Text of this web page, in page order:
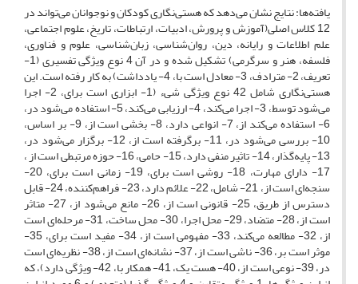
یافته‌ها: نتایج نشان می‌دهد که هستی‌نگاری کودکان و نوجوانان می‌تواند در
12 کلاس اصلی(آموزش و پرورش، ادبیات، ارتباطات، تاریخ، علوم اجتماعی،
علم اطلاعات و رایانه، دین، روان‌شناسی، زبان‌شناسی، علوم و فناوری،
فلسفه، هنر و سرگرمی) تشکیل شده و در آن 4 نوع ویژگی تفسیری (1-
تعریف، 2- مترادف، 3- معادل است با، 4- یادداشت) به کار رفته است. این
هستی‌نگاری شامل 42 نوع ویژگی شیء (1- ابزاری است برای، 2- اجرا
می‌شود توسط، 3- اجرا می‌کند، 4- ارزیابی می‌کند، 5- استفاده می‌شود در،
6- استفاده می‌کند از، 7- انواعی دارد، 8- بخشی است از، 9- بر اساس،
10- بررسی می‌شود در، 11- برگرفته است از، 12- برگزار می‌شود در،
13- پایه‌گذار، 14- تاثیر منفی دارد، 15- حامی، 16- حوزه مرتبطی است از ،
17- دارای مهارت، 18- روشی است برای، 19- زمانی است برای، 20-
سنجه‌ای است از، 21- شامل، 22- علائم دارد، 23- فراهم‌کننده، 24- قابل
دسترس از طریق، 25- قانونی است از، 26- مانع می‌شود از، 27- متاثر
است از، 28- متضاد، 29- محل اجرا، 30- محل ساخت، 31- مرحله‌ای است
از، 32- مطالعه می‌کند، 33- مفهومی است از، 34- مفید است برای، 35-
موثر است بر، 36- ناشی است از، 37- نشانه‌ای است از، 38- نظریه‌ای است
در، 39- نوعی است از، 40- هست یک، 41- همکار با، 42- ویژگی دارد)، که